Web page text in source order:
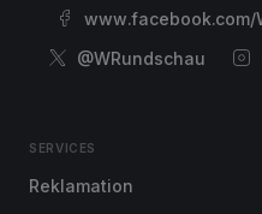
@WRundschau
SERVICES
Reklamation